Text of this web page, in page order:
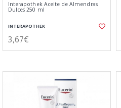
Interapothek Aceite de Almendras
Dulces 250 ml
INTERAPOTHEK
3,67€